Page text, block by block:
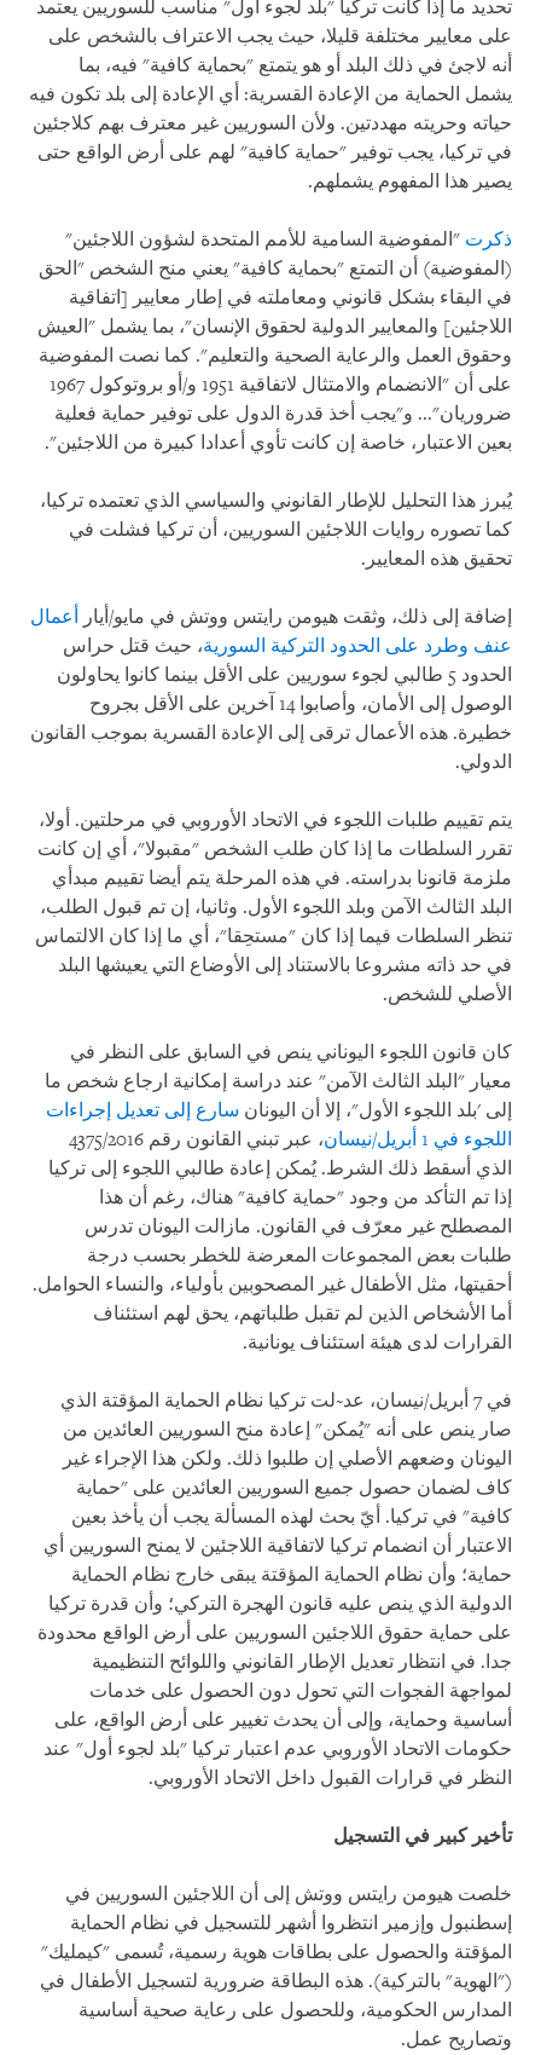
تحديد ما إذا كانت تركيا "بلد لجوء أول" مناسب للسوريين يعتمد
على معايير مختلفة قليلا، حيث يجب الاعتراف بالشخص على
أنه لاجئ في ذلك البلد أو هو يتمتع "بحماية كافية" فيه، بما
يشمل الحماية من الإعادة القسرية: أي الإعادة إلى بلد تكون فيه
حياته وحريته مهددتين. ولأن السوريين غير معترف بهم كلاجئين
في تركيا، يجب توفير "حماية كافية" لهم على أرض الواقع حتى
يصير هذا المفهوم يشملهم.
ذكرت "المفوضية السامية للأمم المتحدة لشؤون اللاجئين"
(المفوضية) أن التمتع "بحماية كافية" يعني منح الشخص "الحق
في البقاء بشكل قانوني ومعاملته في إطار معايير [اتفاقية
اللاجئين] والمعايير الدولية لحقوق الإنسان"، بما يشمل "العيش
وحقوق العمل والرعاية الصحية والتعليم". كما نصت المفوضية
على أن "الانضمام والامتثال لاتفاقية 1951 و/أو بروتوكول 1967
ضروريان"... و"يجب أخذ قدرة الدول على توفير حماية فعلية
بعين الاعتبار، خاصة إن كانت تأوي أعدادا كبيرة من اللاجئين".
يُبرز هذا التحليل للإطار القانوني والسياسي الذي تعتمده تركيا،
كما تصوره روايات اللاجئين السوريين، أن تركيا فشلت في
تحقيق هذه المعايير.
إضافة إلى ذلك، وثقت هيومن رايتس ووتش في مايو/أيار أعمال
عنف وطرد على الحدود التركية السورية، حيث قتل حراس
الحدود 5 طالبي لجوء سوريين على الأقل بينما كانوا يحاولون
الوصول إلى الأمان، وأصابوا 14 آخرين على الأقل بجروح
خطيرة. هذه الأعمال ترقى إلى الإعادة القسرية بموجب القانون
الدولي.
يتم تقييم طلبات اللجوء في الاتحاد الأوروبي في مرحلتين. أولا،
تقرر السلطات ما إذا كان طلب الشخص "مقبولا"، أي إن كانت
ملزمة قانونا بدراسته. في هذه المرحلة يتم أيضا تقييم مبدأي
البلد الثالث الآمن وبلد اللجوء الأول. وثانيا، إن تم قبول الطلب،
تنظر السلطات فيما إذا كان "مستحِقا"، أي ما إذا كان الالتماس
في حد ذاته مشروعا بالاستناد إلى الأوضاع التي يعيشها البلد
الأصلي للشخص.
كان قانون اللجوء اليوناني ينص في السابق على النظر في
معيار "البلد الثالث الآمن" عند دراسة إمكانية ارجاع شخص ما
إلى 'بلد اللجوء الأول"، إلا أن اليونان سارع إلى تعديل إجراءات
اللجوء في 1 أبريل/نيسان
، عبر تبني القانون رقم 4375/2016
الذي أسقط ذلك الشرط. يُمكن إعادة طالبي اللجوء إلى تركيا
إذا تم التأكد من وجود "حماية كافية" هناك، رغم أن هذا
المصطلح غير معرّف في القانون. مازالت اليونان تدرس
طلبات بعض المجموعات المعرضة للخطر بحسب درجة
أحقيتها، مثل الأطفال غير المصحوبين بأولياء، والنساء الحوامل.
أما الأشخاص الذين لم تقبل طلباتهم، يحق لهم استئناف
القرارات لدى هيئة استئناف يونانية.
في 7 أبريل/نيسان، عد ~لت تركيا نظام الحماية المؤقتة الذي
صار ينص على أنه "يُمكن" إعادة منح السوريين العائدين من
اليونان وضعهم الأصلي إن طلبوا ذلك. ولكن هذا الإجراء غير
كاف لضمان حصول جميع السوريين العائدين على "حماية
كافية" في تركيا. أيّ بحث لهذه المسألة يجب أن يأخذ بعين
الاعتبار أن انضمام تركيا لاتفاقية اللاجئين لا يمنح السوريين أي
حماية؛ وأن نظام الحماية المؤقتة يبقى خارج نظام الحماية
الدولية الذي ينص عليه قانون الهجرة التركي؛ وأن قدرة تركيا
على حماية حقوق اللاجئين السوريين على أرض الواقع محدودة
جدا. في انتظار تعديل الإطار القانوني واللوائح التنظيمية
لمواجهة الفجوات التي تحول دون الحصول على خدمات
أساسية وحماية، وإلى أن يحدث تغيير على أرض الواقع، على
حكومات الاتحاد الأوروبي عدم اعتبار تركيا "بلد لجوء أول" عند
النظر في قرارات القبول داخل الاتحاد الأوروبي.
تأخير كبير في التسجيل
خلصت هيومن رايتس ووتش إلى أن اللاجئين السوريين في
إسطنبول وإزمير انتظروا أشهر للتسجيل في نظام الحماية
المؤقتة والحصول على بطاقات هوية رسمية، تُسمى "كيمليك"
("الهوية" بالتركية). هذه البطاقة ضرورية لتسجيل الأطفال في
المدارس الحكومية، وللحصول على رعاية صحية أساسية
وتصاريح عمل.